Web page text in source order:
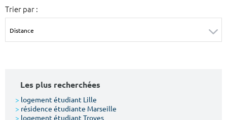
€ €
Surface min Surface max
Type de location
Trier par :
Les plus recherchées
> logement étudiant Lille
> résidence étudiante Marseille
> logement étudiant Troyes